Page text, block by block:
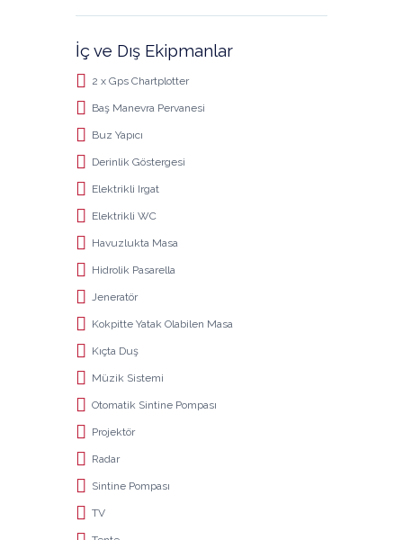
İç ve Dış Ekipmanlar
2 x Gps Chartplotter
Baş Manevra Pervanesi
Buz Yapıcı
Derinlik Göstergesi
Elektrikli Irgat
Elektrikli WC
Havuzlukta Masa
Hidrolik Pasarella
Jeneratör
Kokpitte Yatak Olabilen Masa
Kıçta Duş
Müzik Sistemi
Otomatik Sintine Pompası
Projektör
Radar
Sintine Pompası
TV